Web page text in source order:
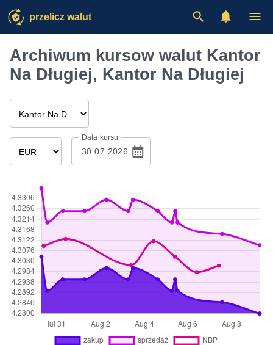
przelicz walut
Archiwum kursow walut Kantor
Na Długiej, Kantor Na Długiej
Data kursu